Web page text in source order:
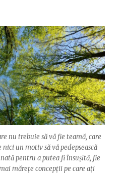
nu trebuie să vă fie teamă, care
un motiv să vă pedepsească
pentru a putea fi însușită, fie
mărețe concepții pe care ați